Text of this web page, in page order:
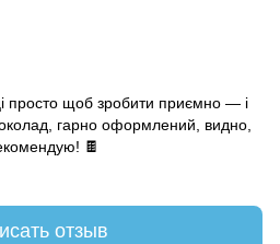
просто щоб зробити приємно — і
гарно оформлений, видно,
🍫
отзыв